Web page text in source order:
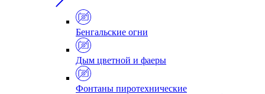
Бенгальские огни
Дым цветной и фаеры
Фонтаны пиротехнические